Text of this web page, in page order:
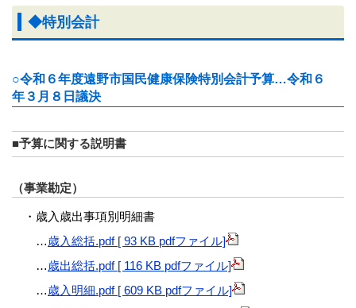
◆特別会計
○令和６年度遠野市国民健康保険特別会計予算…令和６
年３月８日議決
■予算に関する説明書
（事業勘定）
・歳入歳出事項別明細書
…歳入総括.pdf [ 93 KB pdfファイル]
…歳出総括.pdf [ 116 KB pdfファイル]
…歳入明細.pdf [ 609 KB pdfファイル]